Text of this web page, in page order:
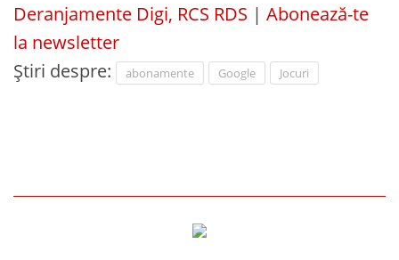
Deranjamente Digi, RCS RDS | Abonează-te
la newsletter
Știri despre:
abonamente Google Jocuri